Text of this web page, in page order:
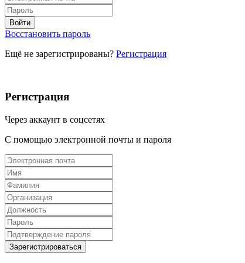
Восстановить пароль
Ещё не зарегистрированы? Регистрация
Регистрация
Через аккаунт в соцсетях
С помощью электронной почты и пароля